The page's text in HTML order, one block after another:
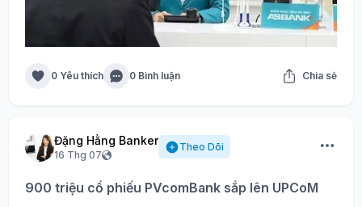
0 Yêu thích 0 Bình luận Chia sẻ
Đặng Hằng Banker
16 Thg 07
Theo Dõi
900 triệu cổ phiếu PVcomBank sắp lên UPCoM